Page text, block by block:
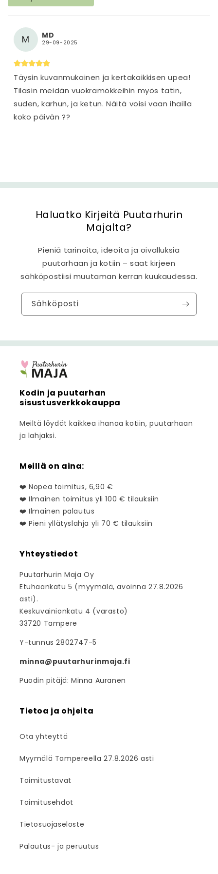
s
ä
M MD
29-09-2025
Täysin kuvanmukainen ja kertakaikkisen upea!
Tilasin meidän vuokramökkeihin myös tatin,
suden, karhun, ja ketun. Näitä voisi vaan ihailla
koko päivän ??
Haluatko Kirjeitä Puutarhurin
Majalta?
Pieniä tarinoita, ideoita ja oivalluksia
puutarhaan ja kotiin – saat kirjeen
sähköpostiisi muutaman kerran kuukaudessa.
Sähköposti
Kodin ja puutarhan
sisustusverkkokauppa
Meiltä löydät kaikkea ihanaa kotiin, puutarhaan
ja lahjaksi.
Meillä on aina:
❤️ Nopea toimitus, 6,90 €
❤️ Ilmainen toimitus yli 100 € tilauksiin
❤️ Ilmainen palautus
❤️ Pieni yllätyslahja yli 70 € tilauksiin
Yhteystiedot
Puutarhurin Maja Oy
Etuhaankatu 5 (myymälä, avoinna 27.8.2026
asti).
Keskuvainionkatu 4 (varasto)
33720 Tampere
Y-tunnus 2802747-5
minna@puutarhurinmaja.fi
Puodin pitäjä: Minna Auranen
Tietoa ja ohjeita
Ota yhteyttä
Myymälä Tampereella 27.8.2026 asti
Toimitustavat
Toimitusehdot
Tietosuojaseloste
Palautus- ja peruutus